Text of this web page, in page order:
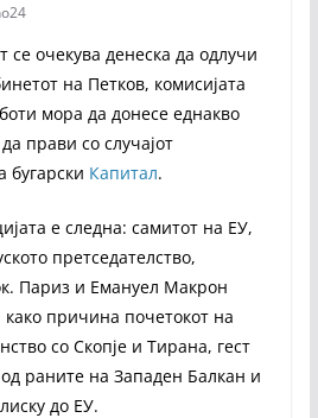
се очекува денеска да одлучи
на Петков, комисијата
мора да донесе еднакво
прави со случајот
бугарски Капитал.
е следна: самитот на ЕУ,
претседателство,
Париз и Емануел Макрон
причина почетокот на
со Скопје и Тирана, гест
раните на Западен Балкан и
до ЕУ.